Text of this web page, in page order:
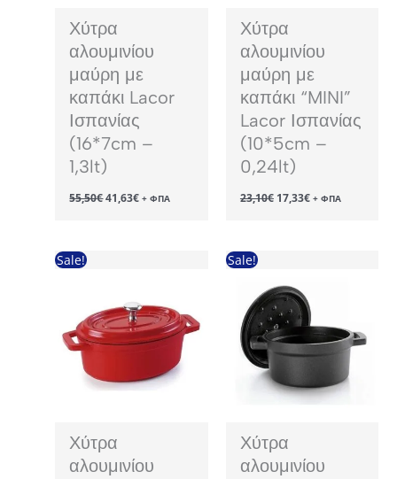
Χύτρα
αλουμινίου
μαύρη με
καπάκι Lacor
Ισπανίας
(16*7cm –
1,3lt)
55,50€ Original
price
41,63€Η+ ΦΠΑ
Χύτρα
αλουμινίου
μαύρη με
καπάκι “MINI”
Lacor Ισπανίας
(10*5cm –
0,24lt)
23,10€ Original
price
17,33€Η+ ΦΠΑ
Sale!
Χύτρα
αλουμινίου
Sale!
Χύτρα
αλουμινίου